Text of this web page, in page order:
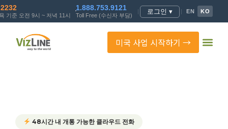
기준 오전 9시 ~ 저녁 11시
1.888.753.9121
Toll Free (수신자 부담)
| 로그인 ▾ | EN KO
미국 사업 시작하기 →
48시간 내 개통 가능한 클라우드 전화